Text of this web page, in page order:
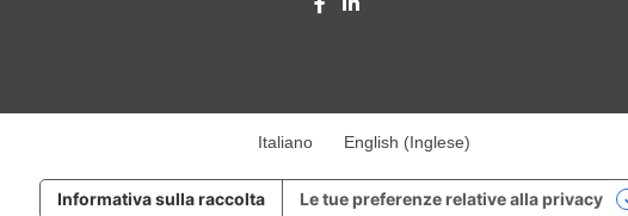
Italiano English (Inglese)
Informativa sulla raccolta Le tue preferenze relative alla privacy